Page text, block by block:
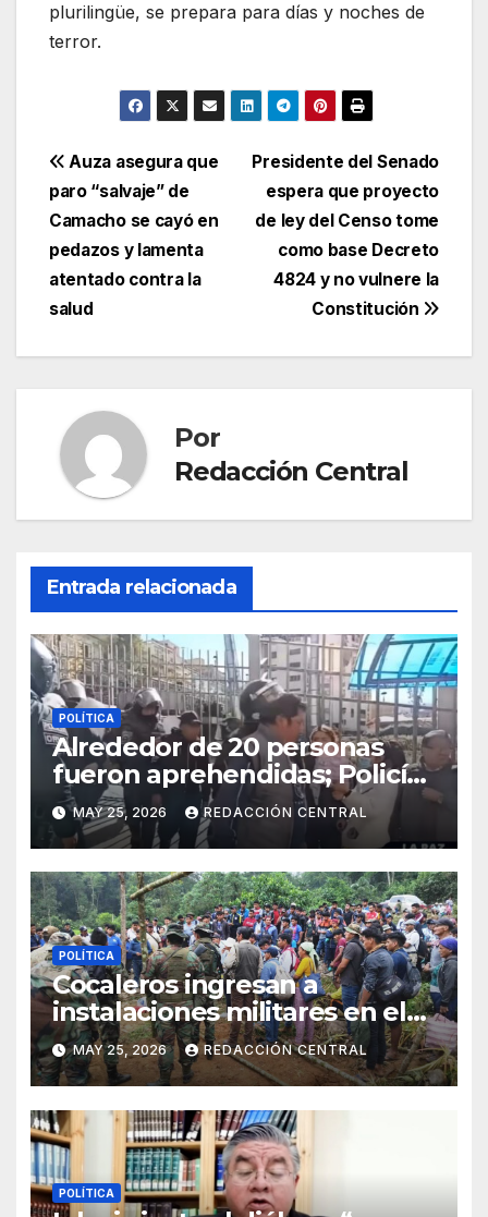
plurilingüe, se prepara para días y noches de
terror.
Navegación
de
entradas
Presidente del Senado
espera que proyecto
de ley del Censo tome
como base Decreto
4824 y no vulnere la
Constitución
Auza asegura que
paro “salvaje” de
Camacho se cayó en
pedazos y lamenta
atentado contra la
salud
Por
Redacción Central
Entrada relacionada
POLÍTICA
Alrededor de 20 personas
fueron aprehendidas; Policía
gasifica e impide ingreso de
manifestantes a plaza Murillo
MAY 25, 2026 REDACCIÓN CENTRAL
POLÍTICA
Cocaleros ingresan a
instalaciones militares en el
Trópico: “No aceptaremos un
estado de sitio”
MAY 25, 2026 REDACCIÓN CENTRAL
POLÍTICA